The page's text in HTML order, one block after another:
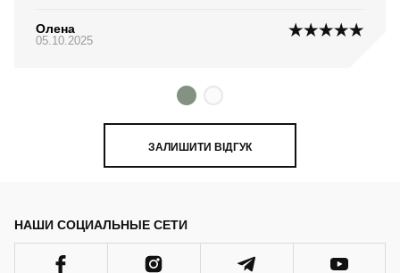
Олена
05.10.2025
ЗАЛИШИТИ ВІДГУК
НАШИ СОЦИАЛЬНЫЕ СЕТИ